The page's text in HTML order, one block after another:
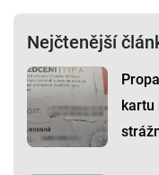
Nejčtenější
kartu